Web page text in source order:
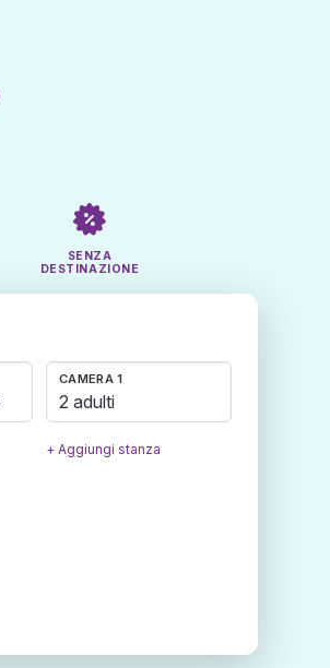
SENZA
DESTINAZIONE
CAMERA 1
2 adulti
+ Aggiungi stanza